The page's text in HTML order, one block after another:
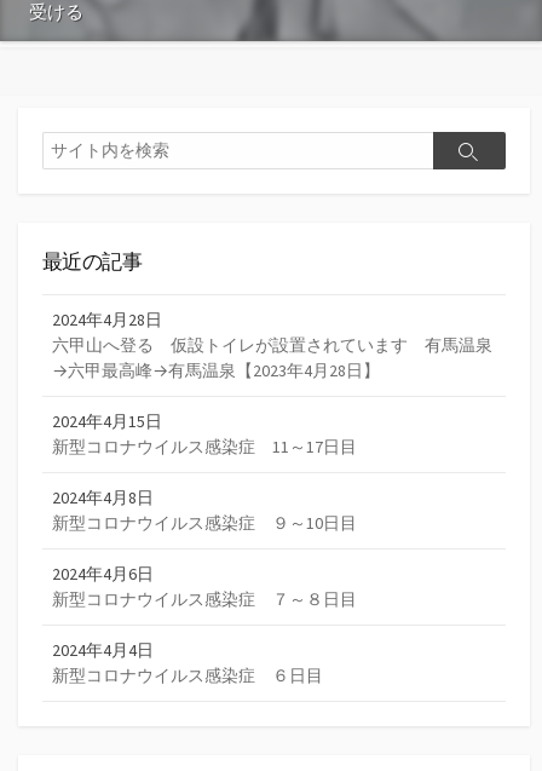
受ける
検
索
検
最近の記事
2024年4月28日
六甲山へ登る 仮設トイレが設置されています 有馬温泉
→六甲最高峰→有馬温泉【2023年4月28日】
2024年4月15日
新型コロナウイルス感染症 11～17日目
2024年4月8日
新型コロナウイルス感染症 ９～10日目
2024年4月6日
新型コロナウイルス感染症 ７～８日目
2024年4月4日
新型コロナウイルス感染症 ６日目